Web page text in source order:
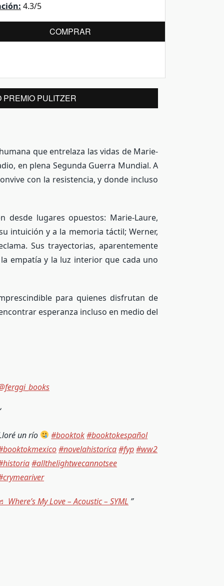
4.3/5
COMPRAR
PREMIO PULITZER
que entrelaza las vidas de Marie-
en plena Segunda Guerra Mundial. A
con la resistencia, y donde incluso
lugares opuestos: Marie-Laure,
intuición y a la memoria táctil; Werner,
Sus trayectorias, aparentemente
empatía y la luz interior que cada uno
para quienes disfrutan de
esperanza incluso en medio del
un río #booktok#booktokespañol
#novelahistorica#fyp#ww2
#allthelightwecannotsee
Where’s My Love – Acoustic – SYML